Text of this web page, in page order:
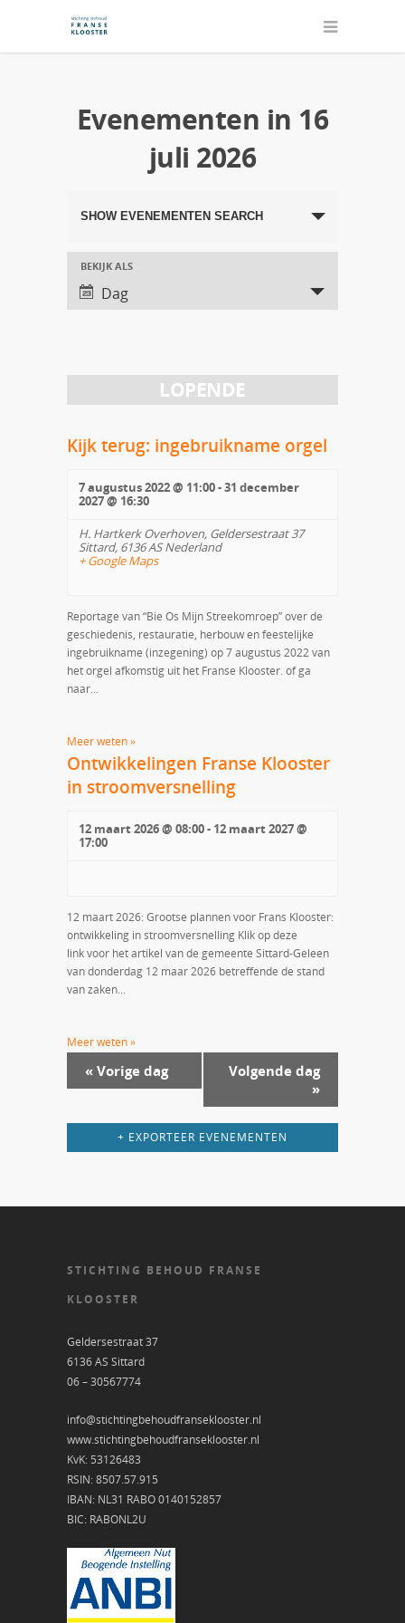
Evenementen in 16
juli 2026
Evenementen
and
Views
SHOW EVENEMENTEN SEARCH
Evenement
Views
BEKIJK ALS
Dag
LOPENDE
Kijk terug: ingebruikname orgel
7 augustus 2022 @ 11:00-31 december
2027 @ 16:30
H. Hartkerk Overhoven, Geldersestraat 37
Sittard, 6136 AS Nederland
+ Google Maps
Reportage van “Bie Os Mijn Streekomroep” over de
geschiedenis, restauratie, herbouw en feestelijke
ingebruikname (inzegening) op 7 augustus 2022 van
het orgel afkomstig uit het Franse Klooster. of ga
naar...
Meer weten »
Ontwikkelingen Franse Klooster
in stroomversnelling
12 maart 2026 @ 08:00- 12 maart 2027 @
17:00
12 maart 2026: Grootse plannen voor Frans Klooster:
ontwikkeling in stroomversnelling Klik op deze
link voor het artikel van de gemeente Sittard-Geleen
van donderdag 12 maar 2026 betreffende de stand
van zaken...
Meer weten »
« Vorige dag
Volgende dag
»
+ EXPORTEER EVENEMENTEN
STICHTING BEHOUD FRANSE
KLOOSTER
Geldersestraat 37
6136 AS Sittard
06 – 30567774
info@stichtingbehoudfranseklooster.nl
www.stichtingbehoudfranseklooster.nl
KvK: 53126483
RSIN: 8507.57.915
IBAN: NL31 RABO 0140152857
BIC: RABONL2U